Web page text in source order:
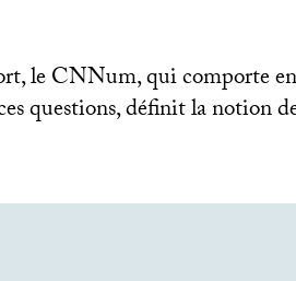
le CNNum, qui comporte
questions, définit la notion